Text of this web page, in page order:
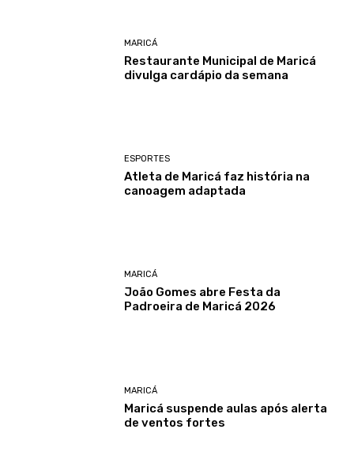
MARICÁ
Restaurante Municipal de Maricá
divulga cardápio da semana
ESPORTES
Atleta de Maricá faz história na
canoagem adaptada
MARICÁ
João Gomes abre Festa da
Padroeira de Maricá 2026
MARICÁ
Maricá suspende aulas após alerta
de ventos fortes